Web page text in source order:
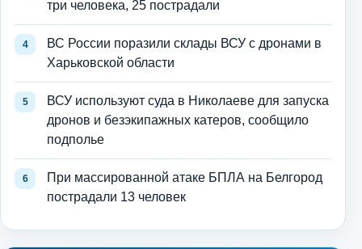
три человека, 25 пострадали
ВС России поразили склады ВСУ с дронами в
Харьковской области
ВСУ используют суда в Николаеве для запуска
дронов и безэкипажных катеров, сообщило
подполье
При массированной атаке БПЛА на Белгород
пострадали 13 человек